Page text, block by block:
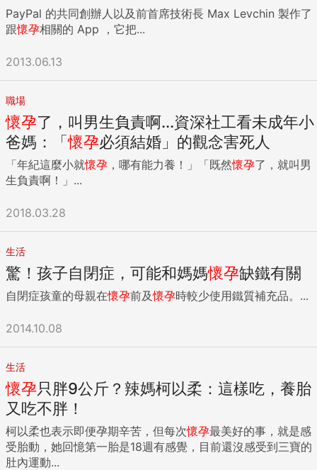
PayPal 的共同創辦人以及前首席技術長 Max Levchin 製作了
跟懷孕相關的 App ，它把...
2013.06.13
職場
懷孕了，叫男生負責啊...資深社工看未成年小
爸媽：「懷孕必須結婚」的觀念害死人
「年紀這麼小就懷孕 ，哪有能力養！」「既然懷孕了，就叫男
生負責啊！」...
2018.03.28
生活
驚！孩子自閉症，可能和媽媽懷孕缺鐵有關
自閉症孩童的母親在懷孕前及懷孕時較少使用鐵質補充品。...
2014.10.08
生活
懷孕只胖9公斤？辣媽柯以柔：這樣吃，養胎
又吃不胖！
柯以柔也表示即便孕期辛苦，但每次懷孕最美好的事，就是感
受胎動，她回憶第一胎是18週有感覺，目前還沒感受到三寶的
肚內運動...